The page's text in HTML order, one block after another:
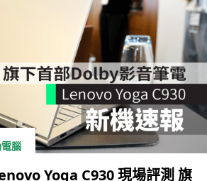
腦
Yoga C930 現場評測 旗